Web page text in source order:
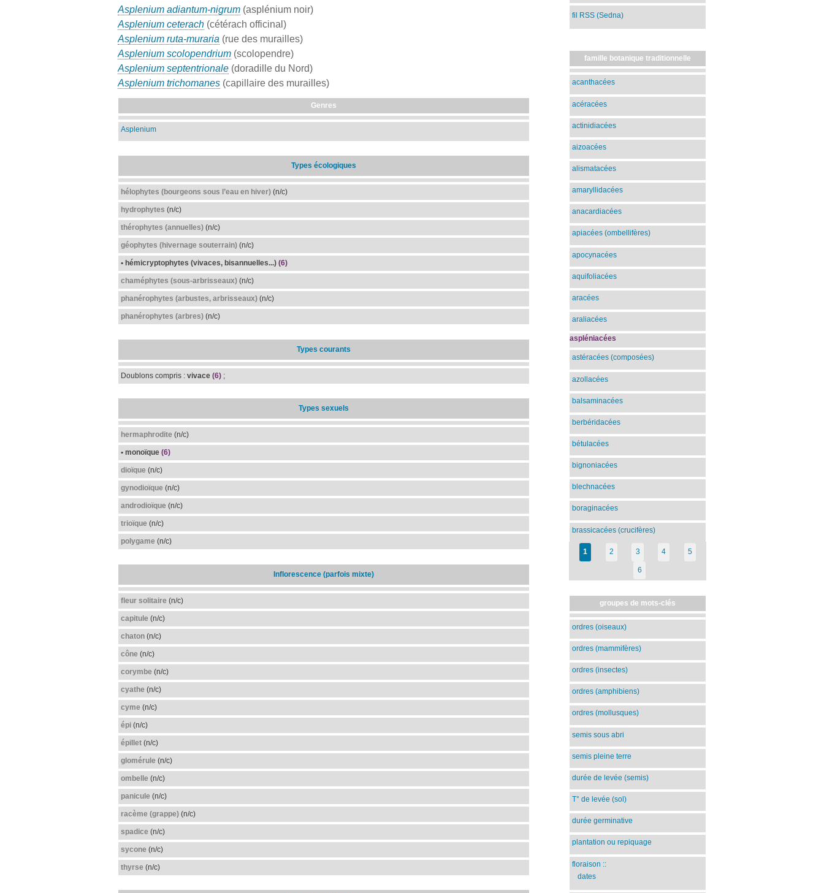
Asplenium adiantum-nigrum (asplénium noir)
Asplenium ceterach (cétérach officinal)
Asplenium ruta-muraria (rue des murailles)
Asplenium scolopendrium (scolopendre)
Asplenium septentrionale (doradille du Nord)
Asplenium trichomanes (capillaire des murailles)
Genres
Asplenium
Types écologiques
hélophytes (bourgeons sous l’eau en hiver) (n/c)
hydrophytes (n/c)
thérophytes (annuelles) (n/c)
géophytes (hivernage souterrain) (n/c)
• hémicryptophytes (vivaces, bisannuelles...) (6)
chaméphytes (sous-arbrisseaux) (n/c)
phanérophytes (arbustes, arbrisseaux) (n/c)
phanérophytes (arbres) (n/c)
Types courants
Doublons compris : vivace (6) ;
Types sexuels
hermaphrodite (n/c)
• monoïque (6)
dioïque (n/c)
gynodioïque (n/c)
androdioïque (n/c)
trioïque (n/c)
polygame (n/c)
Inflorescence (parfois mixte)
fleur solitaire (n/c)
capitule (n/c)
chaton (n/c)
cône (n/c)
corymbe (n/c)
cyathe (n/c)
cyme (n/c)
épi (n/c)
épillet (n/c)
glomérule (n/c)
ombelle (n/c)
panicule (n/c)
racème (grappe) (n/c)
spadice (n/c)
sycone (n/c)
thyrse (n/c)
fil RSS (Sedna)
famille botanique traditionnelle
acanthacées
acéracées
actinidiacées
aizoacées
alismatacées
amaryllidacées
anacardiacées
apiacées (ombellifères)
apocynacées
aquifoliacées
aracées
araliacées
aspléniacées
astéracées (composées)
azollacées
balsaminacées
berbéridacées
bétulacées
bignoniacées
blechnacées
boraginacées
brassicacées (crucifères)
1 2 3 4 5
6
groupes de mots-clés
ordres (oiseaux)
ordres (mammifères)
ordres (insectes)
ordres (amphibiens)
ordres (mollusques)
semis sous abri
semis pleine terre
durée de levée (semis)
T° de levée (sol)
durée germinative
plantation ou repiquage
floraison ::
dates